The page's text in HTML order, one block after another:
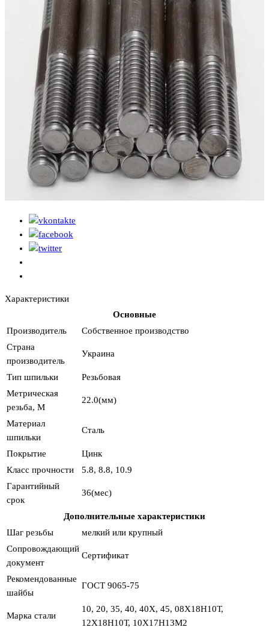
Характеристики
Основные
Производитель
Собственное производство
Страна
производитель
Украина
Тип шпильки
Резьбовая
Метрическая
резьба, М
22.0(мм)
Материал
шпильки
Сталь
Покрытие
Цинк
Класс прочности
5.8, 8.8, 10.9
Гарантийный
срок
36(мес)
Дополнительные характеристики
Шаг резьбы
мелкий или крупный
Сопровождающий
документ
Сертификат
Рекомендованные
шайбы
ГОСТ 9065-75
Марка стали
10, 20, 35, 40, 40Х, 45, 08Х18Н10Т,
12Х18Н10Т, 10Х17Н13М2